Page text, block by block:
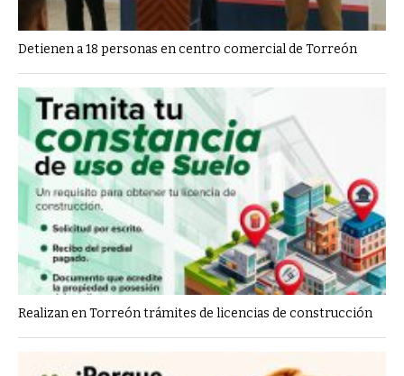
Detienen a 18 personas en centro comercial de Torreón
Realizan en Torreón trámites de licencias de construcción